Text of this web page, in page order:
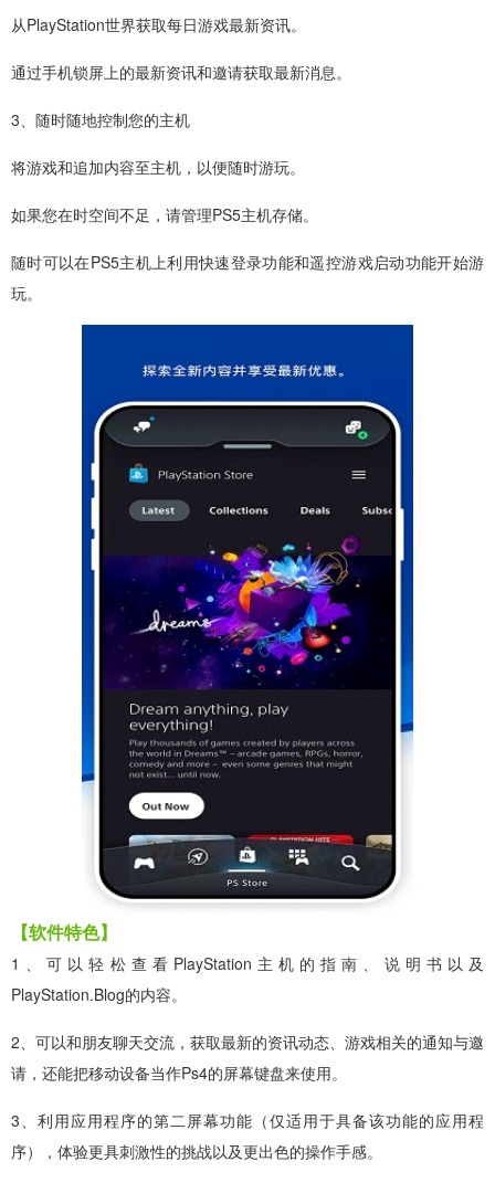
从PlayStation世界获取每日游戏最新资讯。
通过手机锁屏上的最新资讯和邀请获取最新消息。
3、随时随地控制您的主机
将游戏和追加内容至主机，以便随时游玩。
如果您在时空间不足，请管理PS5主机存储。
随时可以在PS5主机上利用快速登录功能和遥控游戏启动功能开始游
玩。
【软件特色】
1、可以轻松查看PlayStation主机的指南、说明书以及
PlayStation.Blog的内容。
2、可以和朋友聊天交流，获取最新的资讯动态、游戏相关的通知与邀
请，还能把移动设备当作Ps4的屏幕键盘来使用。
3、利用应用程序的第二屏幕功能（仅适用于具备该功能的应用程
序），体验更具刺激性的挑战以及更出色的操作手感。